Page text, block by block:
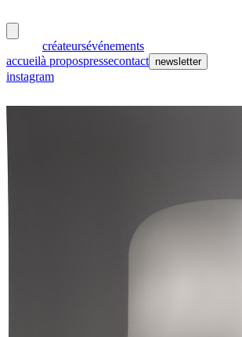
créateursévénements
accueilà propospressecontact newsletter
instagram